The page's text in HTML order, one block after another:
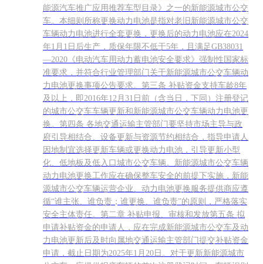
能源汽车推广应用推荐车型目录》之一的新能源城市公交
车。本细则所称更换动力电池是指对老旧新能源城市公交
车辆动力电池进行全套更换，更换后的动力电池应在2024
年1月1日后生产，质保年限不低于5年，且满足GB38031
—2020《电动汽车用动力蓄电池安全要求》强制性国家标
准要求，并符合行业管理部门关于新能源城市公交车辆动
力电池更换事项公告要求。第三条 补贴资金支持车龄8年
及以上，即2016年12月31日前（含当日，下同）注册登记
的城市公交车车辆更新和新能源城市公交车辆动力电池更
换。第四条 各地交通运输主管部门要坚持市场主导与政
府引导相结合、设备更新与资源节约相结合，指导申请人
因地制宜选择更新车辆或更换动力电池，引导更新小型
化、低地板及低入口城市公交车辆。新能源城市公交车辆
动力电池更换工作应在确保整车安全的前提下实施，新能
源城市公交车辆运营企业、动力电池更换服务提供商应遵
循“谁主张、谁负责；谁更换、谁负责”的原则，严格落实
安全主体责任。第二章 补贴申报、审核和发放第五条 拟
申请补贴资金的申请人，应在完成新能源城市公交车及动
力电池更新后及时向属地交通运输主管部门提交补贴资金
申请，截止日期为2025年1月20日。对于更新新能源城市